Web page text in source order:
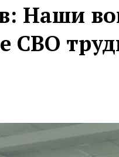
Наши
СВО